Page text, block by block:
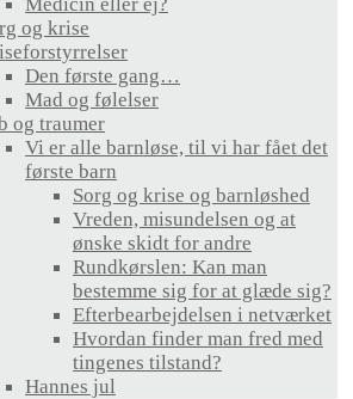
og krise
Den første gang…
Mad og følelser
og traumer
Vi er alle barnløse, til vi har fået det
første barn
Sorg og krise og barnløshed
Vreden, misundelsen og at
ønske skidt for andre
Rundkørslen: Kan man
bestemme sig for at glæde sig?
Efterbearbejdelsen i netværket
Hvordan finder man fred med
tingenes tilstand?
Hannes jul